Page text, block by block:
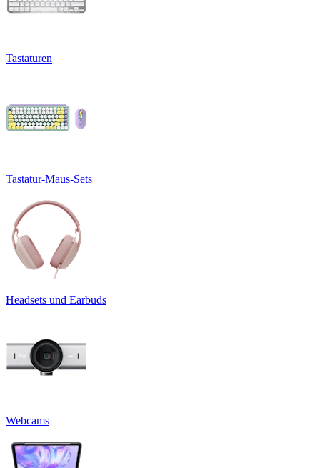
Tastaturen
Tastatur-Maus-Sets
Headsets und Earbuds
Webcams